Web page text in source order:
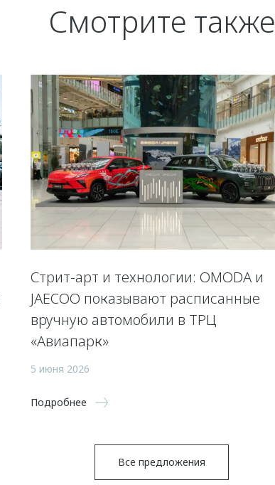
Смотрите также
Стрит-арт и технологии: OMODA и
JAECOO показывают расписанные
вручную автомобили в ТРЦ
«Авиапарк»
5 июня 2026
Подробнее
Все предложения